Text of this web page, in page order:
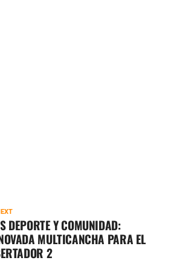
DEPORTE Y COMUNIDAD:
MULTICANCHA PARA EL
2